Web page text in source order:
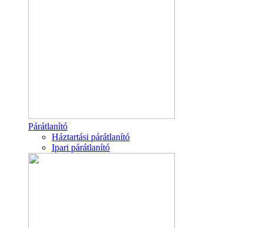
Párátlanító
Háztartási párátlanító
Ipari párátlanító